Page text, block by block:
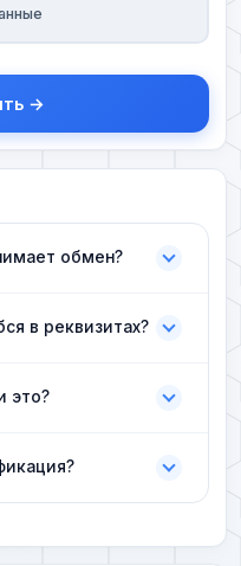
→
обмен?
в реквизитах?
это?